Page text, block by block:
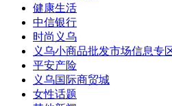
健康生活
中信银行
时尚义乌
义乌小商品批发市场信息专
平安产险
义乌国际商贸城
女性话题